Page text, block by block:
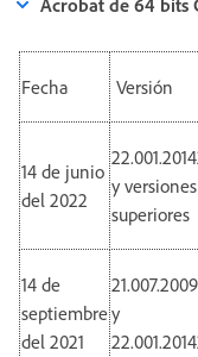
Acrobat de 64 bits
Fecha Versión
14 de junio
del 2022
y versiones
superiores
14 de
septiembre
del 2021
y